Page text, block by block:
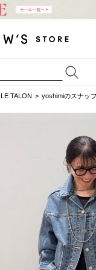
LE TALON yoshimiのスナッ